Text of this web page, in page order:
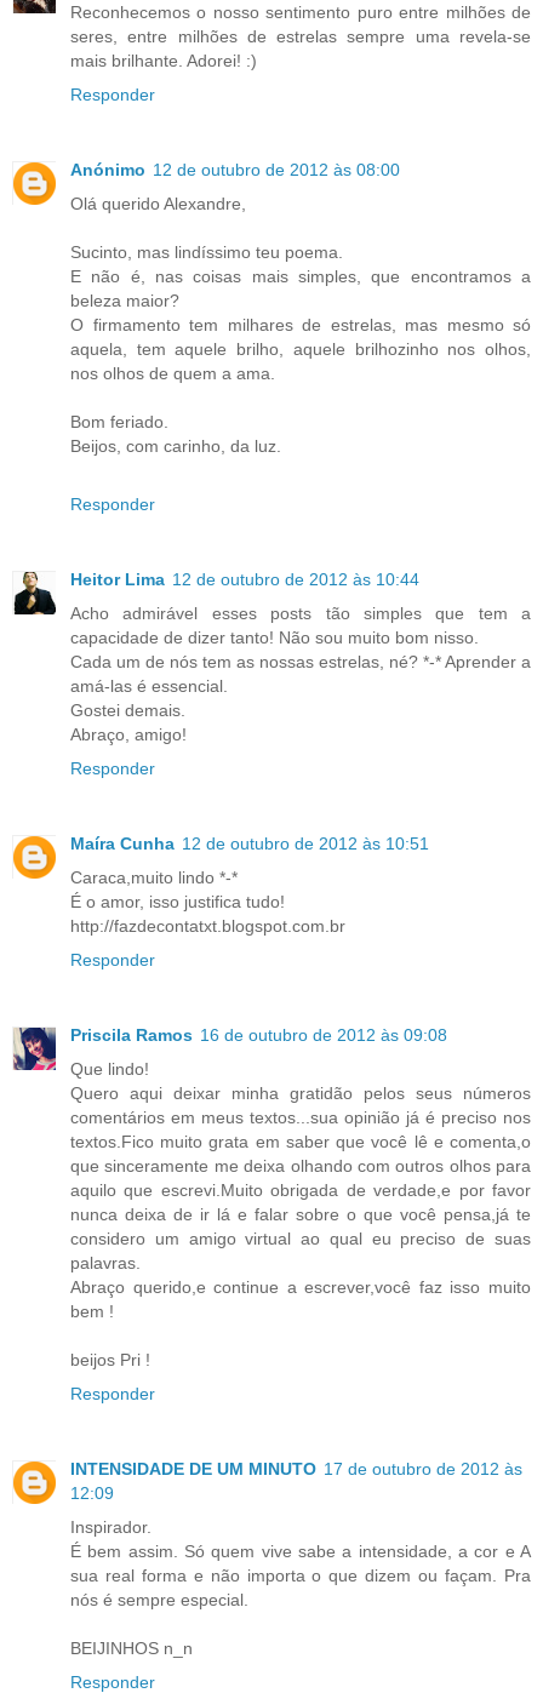
Reconhecemos o nosso sentimento puro entre milhões de
seres, entre milhões de estrelas sempre uma revela-se
mais brilhante. Adorei! :)
Responder
Anónimo 12 de outubro de 2012 às 08:00
Olá querido Alexandre,
Sucinto, mas lindíssimo teu poema.
E não é, nas coisas mais simples, que encontramos a
beleza maior?
O firmamento tem milhares de estrelas, mas mesmo só
aquela, tem aquele brilho, aquele brilhozinho nos olhos,
nos olhos de quem a ama.
Bom feriado.
Beijos, com carinho, da luz.
Responder
Heitor Lima 12 de outubro de 2012 às 10:44
Acho admirável esses posts tão simples que tem a
capacidade de dizer tanto! Não sou muito bom nisso.
Cada um de nós tem as nossas estrelas, né? *-* Aprender a
amá-las é essencial.
Gostei demais.
Abraço, amigo!
Responder
Maíra Cunha 12 de outubro de 2012 às 10:51
Caraca,muito lindo *-*
É o amor, isso justifica tudo!
http://fazdecontatxt.blogspot.com.br
Responder
Priscila Ramos 16 de outubro de 2012 às 09:08
Que lindo!
Quero aqui deixar minha gratidão pelos seus números
comentários em meus textos...sua opinião já é preciso nos
textos.Fico muito grata em saber que você lê e comenta,o
que sinceramente me deixa olhando com outros olhos para
aquilo que escrevi.Muito obrigada de verdade,e por favor
nunca deixa de ir lá e falar sobre o que você pensa,já te
considero um amigo virtual ao qual eu preciso de suas
palavras.
Abraço querido,e continue a escrever,você faz isso muito
bem !
beijos Pri !
Responder
INTENSIDADE DE UM MINUTO 17 de outubro de 2012 às
12:09
Inspirador.
É bem assim. Só quem vive sabe a intensidade, a cor e A
sua real forma e não importa o que dizem ou façam. Pra
nós é sempre especial.
BEIJINHOS n_n
Responder